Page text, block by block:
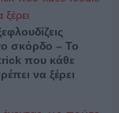
σκόρδο – Το
που κάθε
να ξέρει